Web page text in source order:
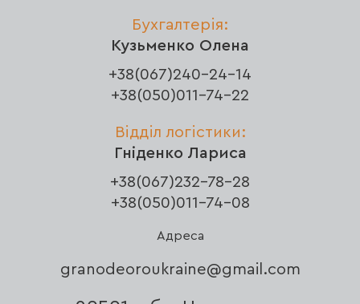
Бухгалтерія:
Кузьменко Олена
+38(067)240-24-14
+38(050)011-74-22
Відділ логістики:
Гніденко Лариса
+38(067)232-78-28
+38(050)011-74-08
Адреса
granodeoroukraine@gmail.com